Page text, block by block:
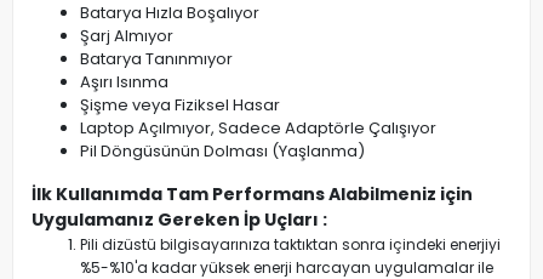
Batarya Hızla Boşalıyor
Şarj Almıyor
Batarya Tanınmıyor
Aşırı Isınma
Şişme veya Fiziksel Hasar
Laptop Açılmıyor, Sadece Adaptörle Çalışıyor
Pil Döngüsünün Dolması (Yaşlanma)
İlk Kullanımda Tam Performans Alabilmeniz için
Uygulamanız Gereken İp Uçları :
Pili dizüstü bilgisayarınıza taktıktan sonra içindeki enerjiyi
%5-%10'a kadar yüksek enerji harcayan uygulamalar ile